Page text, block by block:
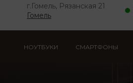
г.Гомель, Рязанская 21
Гомель
НОУТБУКИ СМАРТФОНЫ